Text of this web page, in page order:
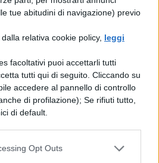
tue abitudini di navigazione) previo
relativa cookie policy, leggi
facoltativi puoi accettarli tutti
tutti qui di seguito. Cliccando su
accedere al pannello di controllo
di profilazione); Se rifiuti tutto,
di default.
Opt Outs
lontani dalla ponte che si
come giustamente
si trova aPaddington
)
vedi anche Thin
in cima al Centriolo.